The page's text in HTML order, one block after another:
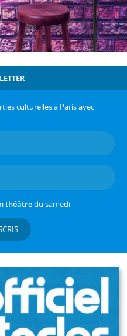
culturelles à Paris avec
théâtredu samedi